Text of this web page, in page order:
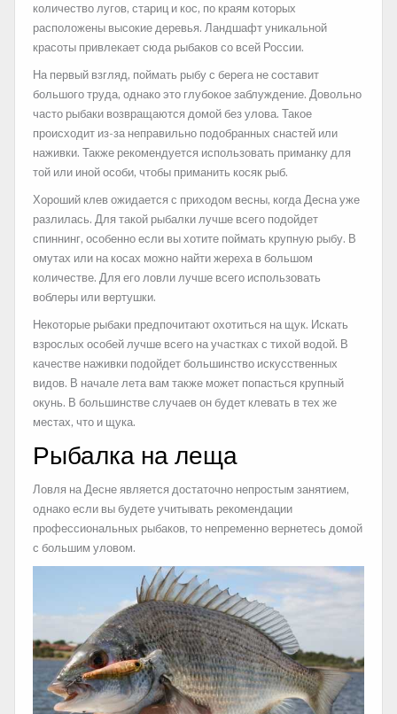
количество лугов, стариц и кос, по краям которых
расположены высокие деревья. Ландшафт уникальной
красоты привлекает сюда рыбаков со всей России.
На первый взгляд, поймать рыбу с берега не составит
большого труда, однако это глубокое заблуждение. Довольно
часто рыбаки возвращаются домой без улова. Такое
происходит из-за неправильно подобранных снастей или
наживки. Также рекомендуется использовать приманку для
той или иной особи, чтобы приманить косяк рыб.
Хороший клев ожидается с приходом весны, когда Десна уже
разлилась. Для такой рыбалки лучше всего подойдет
спиннинг, особенно если вы хотите поймать крупную рыбу. В
омутах или на косах можно найти жереха в большом
количестве. Для его ловли лучше всего использовать
воблеры или вертушки.
Некоторые рыбаки предпочитают охотиться на щук. Искать
взрослых особей лучше всего на участках с тихой водой. В
качестве наживки подойдет большинство искусственных
видов. В начале лета вам также может попасться крупный
окунь. В большинстве случаев он будет клевать в тех же
местах, что и щука.
Рыбалка на леща
Ловля на Десне является достаточно непростым занятием,
однако если вы будете учитывать рекомендации
профессиональных рыбаков, то непременно вернетесь домой
с большим уловом.